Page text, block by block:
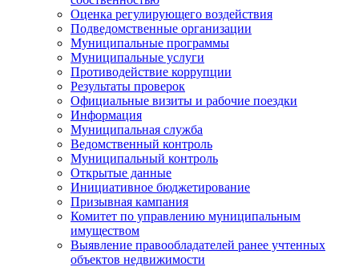
Оценка регулирующего воздействия
Подведомственные организации
Муниципальные программы
Муниципальные услуги
Противодействие коррупции
Результаты проверок
Официальные визиты и рабочие поездки
Информация
Муниципальная служба
Ведомственный контроль
Муниципальный контроль
Открытые данные
Инициативное бюджетирование
Призывная кампания
Комитет по управлению муниципальным
имуществом
Выявление правообладателей ранее учтенных
объектов недвижимости